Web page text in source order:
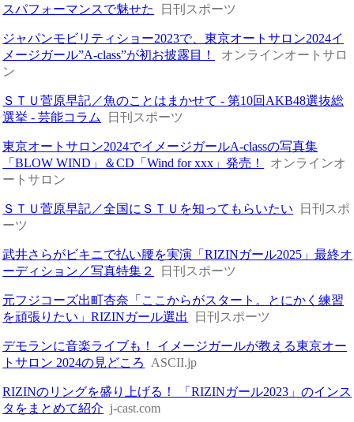
スパフォーマンスで魅せた 日刊スポーツ
ジャパンモビリティショー2023で、東京オートサロン2024イ
メージガール”A-class”が初お披露目！
オンラインオートサロ
ン
ＳＴＵ菅原早記／魚のことはまかせて - 第10回AKB48選抜総
選挙 - 芸能コラム
日刊スポーツ
東京オートサロン2024でイメージガールA-classの写真集
「BLOW WIND」＆CD「Wind for xxx」発売！
オンラインオ
ートサロン
ＳＴＵ菅原早記／全国にＳＴＵを知ってもらいたい
日刊スポ
ーツ
武井さらがビキニで払い腰を実演「RIZINガール2025」最終オ
ーディション／写真特集２
日刊スポーツ
元フジコーズ出町杏奈「ここからがスタート。とにかく練習
を頑張りたい」RIZINガール選出
日刊スポーツ
デモランに音楽ライブも！ イメージガールが教える東京オー
トサロン 2024の見どころ
ASCII.jp
RIZINのリングを盛り上げる！ 「RIZINガール2023」のインス
タをまとめて紹介 j-cast.com